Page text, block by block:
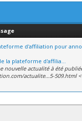
d'affiliation pour
la plateforme d'affilia...
nouvelle actualité à été
actualite...5-509.html